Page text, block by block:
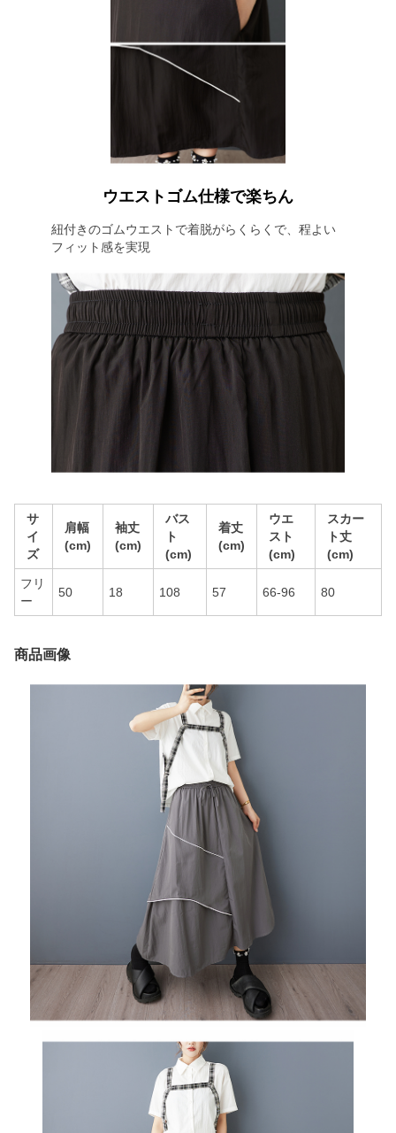
ウエストゴム仕様で楽ちん
紐付きのゴムウエストで着脱がらくらくで、程よい
フィット感を実現
サ
イ
ズ
肩幅
(cm)
袖丈
(cm)
バス
ト
(cm)
着丈
(cm)
ウエ
スト
(cm)
スカー
ト丈
(cm)
フリ
ー
50 18 108 57 66-96 80
商品画像